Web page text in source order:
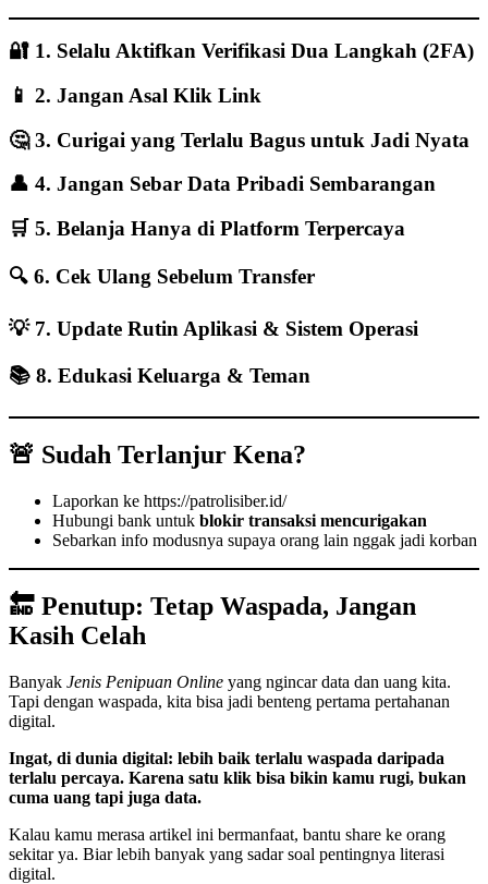
🔐 1. Selalu Aktifkan Verifikasi Dua Langkah (2FA)
📱 2. Jangan Asal Klik Link
🤔 3. Curigai yang Terlalu Bagus untuk Jadi Nyata
👤 4. Jangan Sebar Data Pribadi Sembarangan
🛒 5. Belanja Hanya di Platform Terpercaya
🔍 6. Cek Ulang Sebelum Transfer
💡 7. Update Rutin Aplikasi & Sistem Operasi
📚 8. Edukasi Keluarga & Teman
🚨 Sudah Terlanjur Kena?
Laporkan ke https://patrolisiber.id/
Hubungi bank untuk blokir transaksi mencurigakan
Sebarkan info modusnya supaya orang lain nggak jadi korban
🔚 Penutup: Tetap Waspada, Jangan
Kasih Celah
Banyak Jenis Penipuan Online yang ngincar data dan uang kita.
Tapi dengan waspada, kita bisa jadi benteng pertama pertahanan
digital.
Ingat, di dunia digital: lebih baik terlalu waspada daripada
terlalu percaya. Karena satu klik bisa bikin kamu rugi, bukan
cuma uang tapi juga data.
Kalau kamu merasa artikel ini bermanfaat, bantu share ke orang
sekitar ya. Biar lebih banyak yang sadar soal pentingnya literasi
digital.